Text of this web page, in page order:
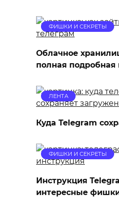
ФИШКИ И СЕКРЕТЫ
Облачное
полная подробная
ЛЕНТА
Куда Telegram
ФИШКИ И СЕКРЕТЫ
Инструкция
интересные